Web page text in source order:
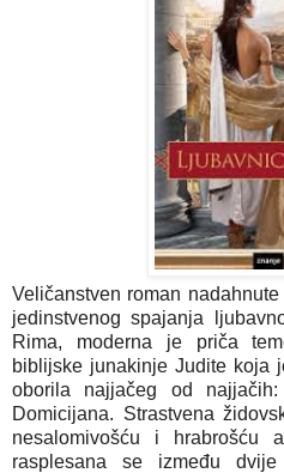
Veličanstven roman
jedinstvenog spajanja
Rima, moderna je priča
biblijske junakinje Judite koja
oborila najjačeg od
Domicijana. Strastvena
nesalomivošću i hrabrošću
rasplesana se između